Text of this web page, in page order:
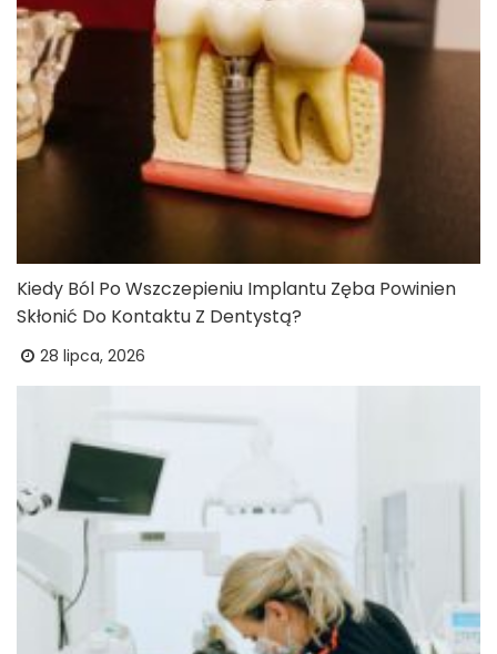
Kiedy Ból Po Wszczepieniu Implantu Zęba Powinien
Skłonić Do Kontaktu Z Dentystą?
28 lipca, 2026